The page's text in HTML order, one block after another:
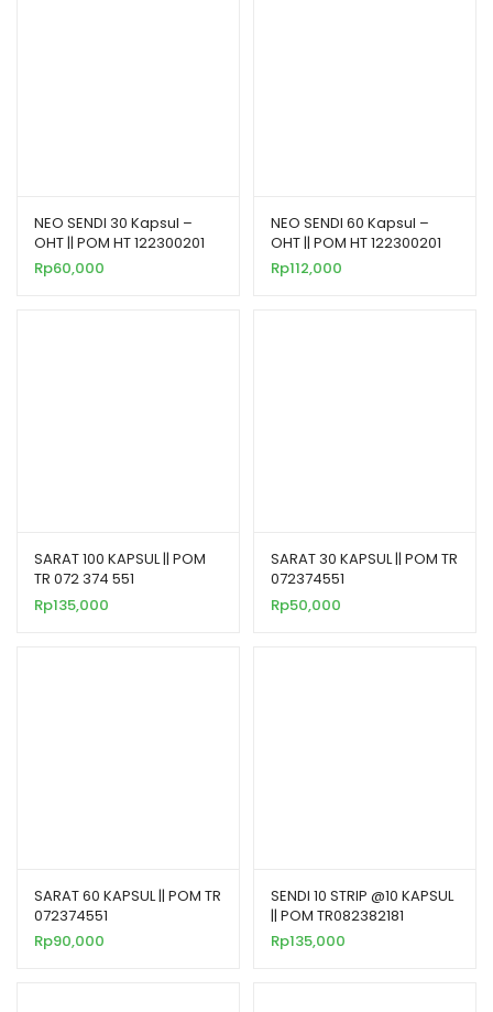
NEO SENDI 30 Kapsul –
OHT || POM HT 122300201
Rp60,000
NEO SENDI 60 Kapsul –
OHT || POM HT 122300201
Rp112,000
SARAT 100 KAPSUL || POM
TR 072 374 551
Rp135,000
SARAT 30 KAPSUL || POM TR
072374551
Rp50,000
SARAT 60 KAPSUL || POM TR
072374551
Rp90,000
SENDI 10 STRIP @10 KAPSUL
|| POM TR082382181
Rp135,000